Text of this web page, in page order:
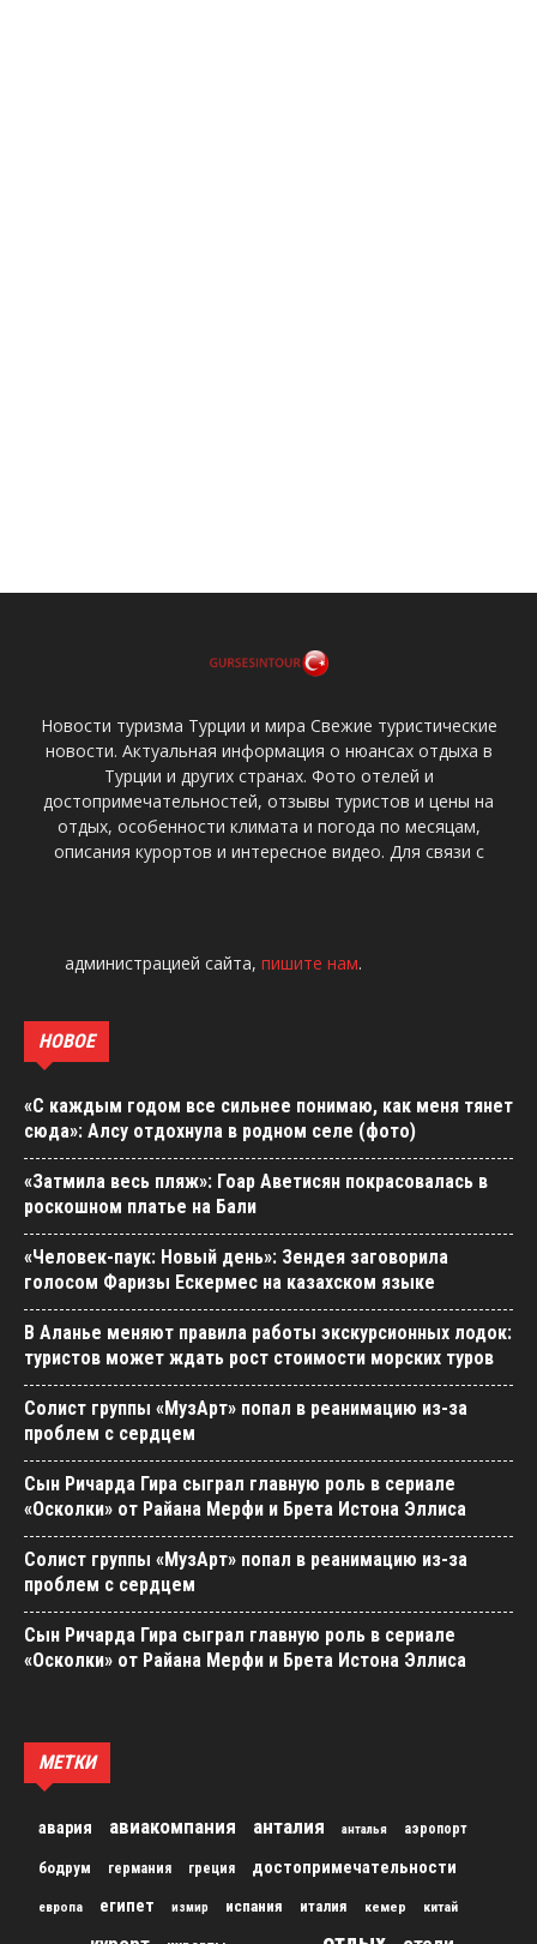
Новости туризма Турции и мира Свежие туристические
новости. Актуальная информация о нюансах отдыха в
Турции и других странах. Фото отелей и
достопримечательностей, отзывы туристов и цены на
отдых, особенности климата и погода по месяцам,
описания курортов и интересное видео. Для связи с
администрацией сайта, пишите нам.
НОВОЕ
«С каждым годом все сильнее понимаю, как меня тянет
сюда»: Алсу отдохнула в родном селе (фото)
«Затмила весь пляж»: Гоар Аветисян покрасовалась в
роскошном платье на Бали
«Человек-паук: Новый день»: Зендея заговорила
голосом Фаризы Ескермес на казахском языке
В Аланье меняют правила работы экскурсионных лодок:
туристов может ждать рост стоимости морских туров
Солист группы «МузАрт» попал в реанимацию из-за
проблем с сердцем
Сын Ричарда Гира сыграл главную роль в сериале
«Осколки» от Райана Мерфи и Брета Истона Эллиса
Солист группы «МузАрт» попал в реанимацию из-за
проблем с сердцем
Сын Ричарда Гира сыграл главную роль в сериале
«Осколки» от Райана Мерфи и Брета Истона Эллиса
МЕТКИ
авария авиакомпания анталия анталья аэропорт
бодрум германия греция достопримечательности
европа египет измир испания италия кемер китай